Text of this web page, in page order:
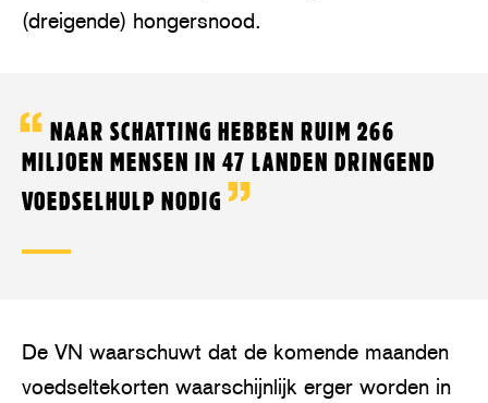
(dreigende) hongersnood.
NAAR SCHATTING HEBBEN RUIM 266
MILJOEN MENSEN IN 47 LANDEN DRINGEND
VOEDSELHULP NODIG
De VN waarschuwt dat de komende maanden
voedseltekorten waarschijnlijk erger worden in